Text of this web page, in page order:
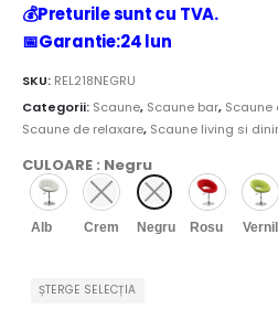
💰Preturile sunt cu TVA.
📅Garantie:24 lun
SKU: REL218NEGRU
Categorii: Scaune, Scaune bar,
Scaune de relaxare, Scaune living si
CULOARE : Negru
Alb Crem Negru Rosu Vernil
ȘTERGE SELECȚIA